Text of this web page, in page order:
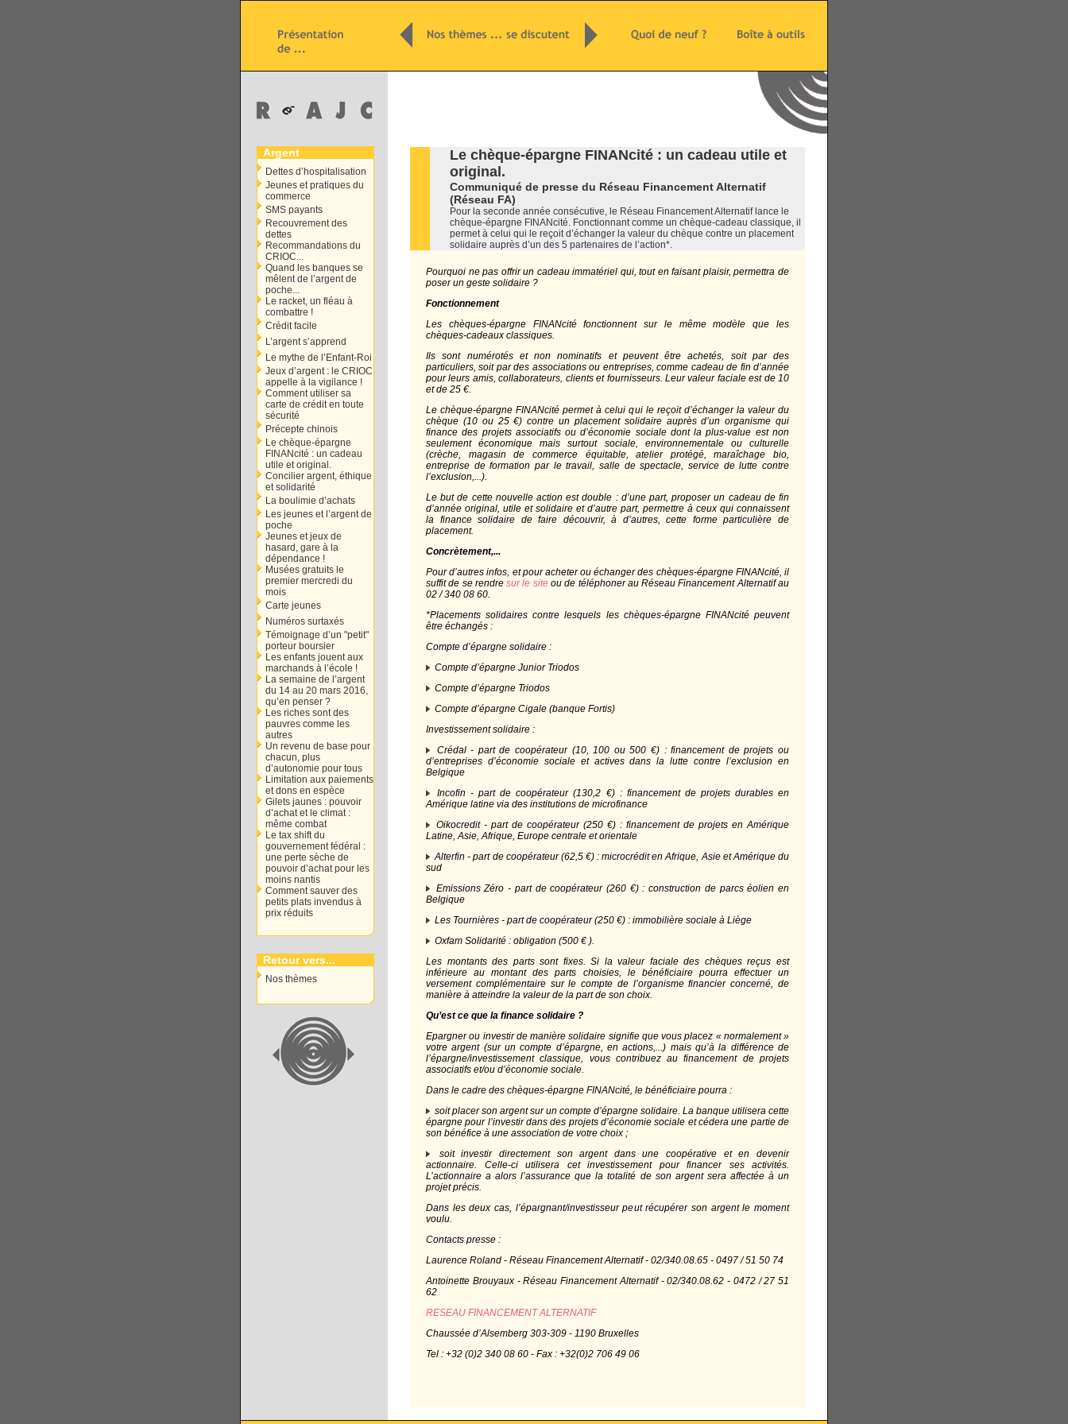
Argent
Dettes d’hospitalisation
Jeunes et pratiques du
commerce
SMS payants
Recouvrement des
dettes
Recommandations du
CRIOC...
Quand les banques se
mêlent de l’argent de
poche...
Le racket, un fléau à
combattre !
Crédit facile
L’argent s’apprend
Le mythe de l’Enfant-Roi
Jeux d’argent : le CRIOC
appelle à la vigilance !
Comment utiliser sa
carte de crédit en toute
sécurité
Précepte chinois
Le chèque-épargne
FINANcité : un cadeau
utile et original.
Concilier argent, éthique
et solidarité
La boulimie d’achats
Les jeunes et l’argent de
poche
Jeunes et jeux de
hasard, gare à la
dépendance !
Musées gratuits le
premier mercredi du
mois
Carte jeunes
Numéros surtaxés
Témoignage d’un "petit"
porteur boursier
Les enfants jouent aux
marchands à l’école !
La semaine de l’argent
du 14 au 20 mars 2016,
qu’en penser ?
Les riches sont des
pauvres comme les
autres
Un revenu de base pour
chacun, plus
d’autonomie pour tous
Limitation aux paiements
et dons en espèce
Gilets jaunes : pouvoir
d’achat et le climat :
même combat
Le tax shift du
gouvernement fédéral :
une perte sèche de
pouvoir d’achat pour les
moins nantis
Comment sauver des
petits plats invendus à
prix réduits
Retour vers...
Nos thèmes
Le chèque-épargne FINANcité : un cadeau utile et
original.
Communiqué de presse du Réseau Financement Alternatif
(Réseau FA)
Pour la seconde année consécutive, le Réseau Financement Alternatif lance le
chèque-épargne FINANcité. Fonctionnant comme un chèque-cadeau classique, il
permet à celui qui le reçoit d’échanger la valeur du chèque contre un placement
solidaire auprès d’un des 5 partenaires de l’action*.
Pourquoi ne pas offrir un cadeau immatériel qui, tout en faisant plaisir, permettra de
poser un geste solidaire ?
Fonctionnement
Les chèques-épargne FINANcité fonctionnent sur le même modèle que les
chèques-cadeaux classiques.
Ils sont numérotés et non nominatifs et peuvent être achetés, soit par des
particuliers, soit par des associations ou entreprises, comme cadeau de fin d’année
pour leurs amis, collaborateurs, clients et fournisseurs. Leur valeur faciale est de 10
et de 25 €.
Le chèque-épargne FINANcité permet à celui qui le reçoit d’échanger la valeur du
chèque (10 ou 25 €) contre un placement solidaire auprès d’un organisme qui
finance des projets associatifs ou d’économie sociale dont la plus-value est non
seulement économique mais surtout sociale, environnementale ou culturelle
(crèche, magasin de commerce équitable, atelier protégé, maraîchage bio,
entreprise de formation par le travail, salle de spectacle, service de lutte contre
l’exclusion,...).
Le but de cette nouvelle action est double : d’une part, proposer un cadeau de fin
d’année original, utile et solidaire et d’autre part, permettre à ceux qui connaissent
la finance solidaire de faire découvrir, à d’autres, cette forme particulière de
placement.
Concrètement,...
Pour d’autres infos, et pour acheter ou échanger des chèques-épargne FINANcité, il
suffit de se rendresur le siteou de téléphoner au Réseau Financement Alternatif au
02 / 340 08 60.
*Placements solidaires contre lesquels les chèques-épargne FINANcité peuvent
être échangés :
Compte d’épargne solidaire :
Compte d’épargne Junior Triodos
Compte d’épargne Triodos
Compte d’épargne Cigale (banque Fortis)
Investissement solidaire :
Crédal - part de coopérateur (10, 100 ou 500 €) : financement de projets ou
d’entreprises d’économie sociale et actives dans la lutte contre l’exclusion en
Belgique
Incofin - part de coopérateur (130,2 €) : financement de projets durables en
Amérique latine via des institutions de microfinance
Oikocredit - part de coopérateur (250 €) : financement de projets en Amérique
Latine, Asie, Afrique, Europe centrale et orientale
Alterfin - part de coopérateur (62,5 €) : microcrédit en Afrique, Asie et Amérique du
sud
Emissions Zéro - part de coopérateur (260 €) : construction de parcs éolien en
Belgique
Les Tournières - part de coopérateur (250 €) : immobilière sociale à Liège
Oxfam Solidarité : obligation (500 € ).
Les montants des parts sont fixes. Si la valeur faciale des chèques reçus est
inférieure au montant des parts choisies, le bénéficiaire pourra effectuer un
versement complémentaire sur le compte de l’organisme financier concerné, de
manière à atteindre la valeur de la part de son choix.
Qu’est ce que la finance solidaire ?
Epargner ou investir de manière solidaire signifie que vous placez « normalement »
votre argent (sur un compte d’épargne, en actions,...) mais qu’à la différence de
l’épargne/investissement classique, vous contribuez au financement de projets
associatifs et/ou d’économie sociale.
Dans le cadre des chèques-épargne FINANcité, le bénéficiaire pourra :
soit placer son argent sur un compte d’épargne solidaire. La banque utilisera cette
épargne pour l’investir dans des projets d’économie sociale et cédera une partie de
son bénéfice à une association de votre choix ;
soit investir directement son argent dans une coopérative et en devenir
actionnaire. Celle-ci utilisera cet investissement pour financer ses activités.
L’actionnaire a alors l’assurance que la totalité de son argent sera affectée à un
projet précis.
Dans les deux cas, l’épargnant/investisseur peut récupérer son argent le moment
voulu.
Contacts presse :
Laurence Roland - Réseau Financement Alternatif - 02/340.08.65 - 0497 / 51 50 74
Antoinette Brouyaux - Réseau Financement Alternatif - 02/340.08.62 - 0472 / 27 51
62
RESEAU FINANCEMENT ALTERNATIF
Chaussée d’Alsemberg 303-309 - 1190 Bruxelles
Tel : +32 (0)2 340 08 60 - Fax : +32(0)2 706 49 06